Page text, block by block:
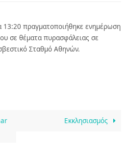
13:20 πραγματοποιήθηκε ενημέρωση
σε θέματα πυρασφάλειας σε
Σταθμό Αθηνών.
Εκκλησιασμός